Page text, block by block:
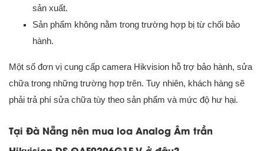
sản xuất.
Sản phẩm không nằm trong trường hợp bị từ chối bảo
hành.
Một số đơn vị cung cấp camera Hikvision hỗ trợ bảo hành, sửa
chữa trong những trường hợp trên. Tuy nhiên, khách hàng sẽ
phải trả phí sửa chữa tùy theo sản phẩm và mức độ hư hại.
Tại Đà Nẵng nên mua loa Analog Âm trần